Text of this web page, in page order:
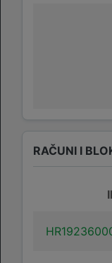
RAČUNI I